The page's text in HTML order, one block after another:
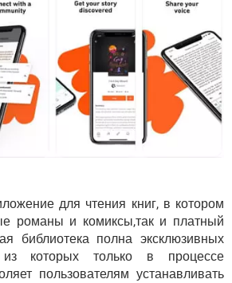
для чтения книг, в котором
романы и комиксы,так и платный
библиотека полна эксклюзивных
из которых только в процессе
пользователям устанавливать